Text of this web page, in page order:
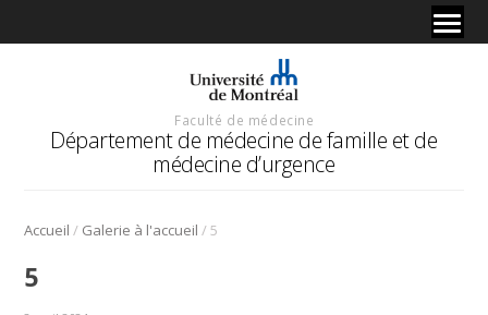
Faculté de médecine
Département de médecine de famille et de
médecine d’urgence
Accueil / Galerie à l'accueil /5
5